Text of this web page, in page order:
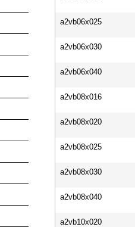
a2vb06x025
a2vb06x030
a2vb06x040
a2vb08x016
a2vb08x020
a2vb08x025
a2vb08x030
a2vb08x040
a2vb10x020